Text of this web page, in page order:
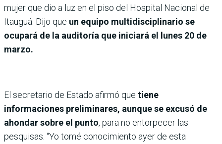
mujer que dio a luz en el piso del Hospital Nacional de
Itauguá. Dijo que un equipo multidisciplinario se
ocupará de la auditoría que iniciará el lunes 20 de
marzo.
El secretario de Estado afirmó que tiene
informaciones preliminares, aunque se excusó de
ahondar sobre el punto, para no entorpecer las
pesquisas. “Yo tomé conocimiento ayer de esta